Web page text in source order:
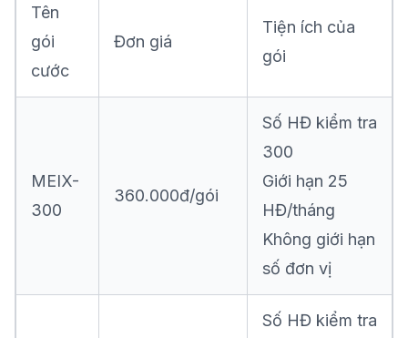
Tên
gói
cước
Đơn giá
Tiện ích của
gói
MEIX-
300
360.000đ/gói
Số HĐ kiểm tra
300
Giới hạn 25
HĐ/tháng
Không giới hạn
số đơn vị
Số HĐ kiểm tra